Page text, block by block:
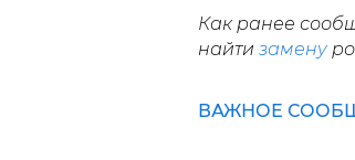
Как ранее
найти замену
ВАЖНОЕ